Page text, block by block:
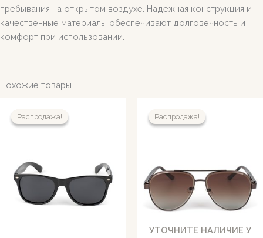
пребывания на открытом воздухе. Надежная конструкция и
качественные материалы обеспечивают долговечность и
комфорт при использовании.
Похожие товары
Распродажа!
Распродажа! Распродажа!
УТОЧНИТЕ НАЛИЧИЕ У
Распродажа!